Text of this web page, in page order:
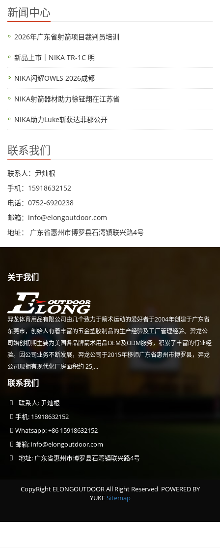
新闻中心
2026年广东省射箭项目裁判员培训
新品上市｜NIKA TR-1C 明
NIKA闪耀OWLS 2026成都
NIKA射箭器材助力徐钲翔在江苏省
NIKA助力Luke斩获达菲郡公开
联系我们
联系人：尹灿根
手机：15918632152
电话：0752-6920238
邮箱： info@elongoutdoor.com
地址： 广东省惠州市博罗县石湾镇联兴路4号
关于我们
羿龙体育用品有限公司由几个致力于箭术运动的爱好者于2004年创建于广东省
东莞市，创始人有着丰富的五金塑胶制品的生产经验及工厂管理经验。羿龙公
司始创初期主要为美国各品牌箭术用品OEM及ODM服务，积累了丰富的行业经
验。因公司业务不断发展，羿龙公司于2015年移师广东省惠州市博罗县，羿龙
公司现拥有现代化厂房面积约 25,...
联系我们
联系人: 尹灿根
手机: 15918632152
Whatsapp: +86 15918632152
邮箱: info@elongoutdoor.com
地址: 广东省惠州市博罗县石湾镇联兴路4号
CopyRight ELONGOUTDOOR All Right Reserved POWERED BY
YUKESitemap